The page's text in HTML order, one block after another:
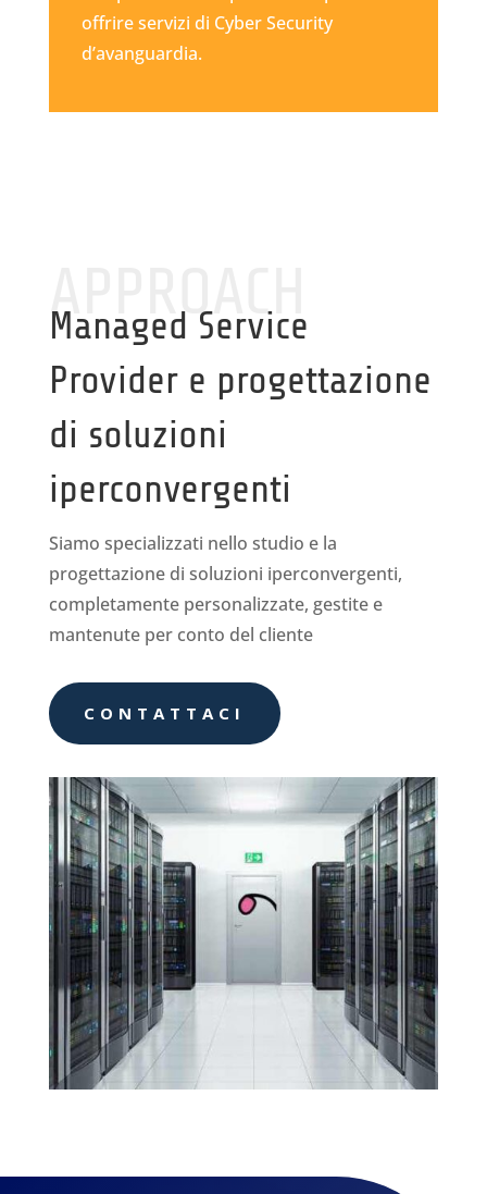
offrire servizi di Cyber Security
d’avanguardia.
APPROACH
Managed Service
Provider e progettazione
di soluzioni
iperconvergenti
Siamo specializzati nello studio e la
progettazione di soluzioni iperconvergenti,
completamente personalizzate, gestite e
mantenute per conto del cliente
CONTATTACI